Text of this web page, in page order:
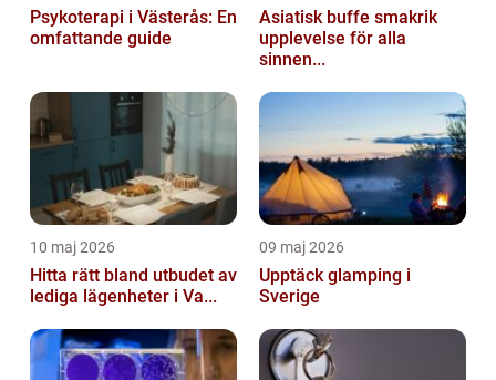
Psykoterapi i Västerås: En
omfattande guide
Asiatisk buffe smakrik
upplevelse för alla
sinnen...
10 maj 2026
Hitta rätt bland utbudet av
lediga lägenheter i Va...
09 maj 2026
Upptäck glamping i
Sverige